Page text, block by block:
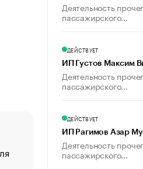
«От спорта тело
создавшей GTA
Деятельность
пассажирского...
ДЕЙСТВУЕТ
ИП Густов Максим
Деятельность
пассажирского...
ДЕЙСТВУЕТ
ИП Рагимов Азар
Деятельность
пассажирского...